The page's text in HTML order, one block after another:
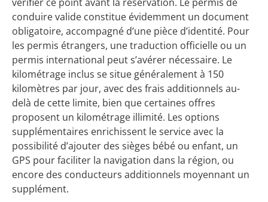
conduire valide constitue évidemment un document
obligatoire, accompagné d’une pièce d’identité. Pour
les permis étrangers, une traduction officielle ou un
permis international peut s’avérer nécessaire. Le
kilométrage inclus se situe généralement à 150
kilomètres par jour, avec des frais additionnels au-
delà de cette limite, bien que certaines offres
proposent un kilométrage illimité. Les options
supplémentaires enrichissent le service avec la
possibilité d’ajouter des sièges bébé ou enfant, un
GPS pour faciliter la navigation dans la région, ou
encore des conducteurs additionnels moyennant un
supplément.